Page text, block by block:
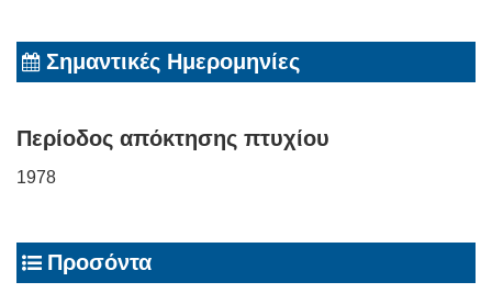
Σημαντικές Ημερομηνίες
Περίοδος απόκτησης πτυχίου
1978
Προσόντα